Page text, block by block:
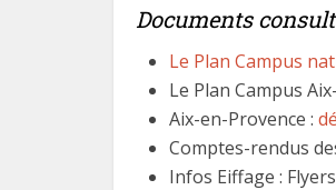
Documents
Le Plan Campus
Le Plan Campus
Aix-en-Provence :
Comptes-rendus
Infos Eiffage :